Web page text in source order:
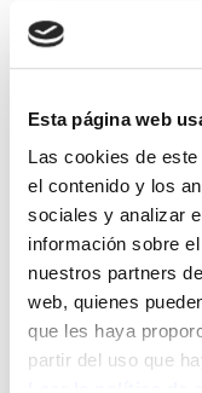
Esta página web
Las cookies de
el contenido y los
sociales y analizar
información sobre
nuestros partners
web, quienes
que les haya
partir del uso que
Hoy, la
despido de la
empresa era
trabajado con
anualidad.
Fruto de la lucha
encontraba en